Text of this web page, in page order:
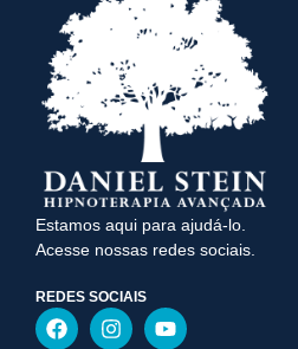
Estamos aqui para ajudá-lo.
Acesse nossas redes sociais.
REDES SOCIAIS